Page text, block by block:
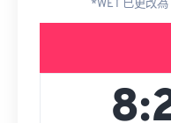
*WET 已更改